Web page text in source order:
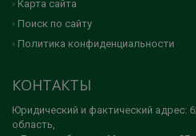
Карта сайта
Поиск по сайту
Политика конфиденциальности
КОНТАКТЫ
Юридический и фактический адрес:
область,